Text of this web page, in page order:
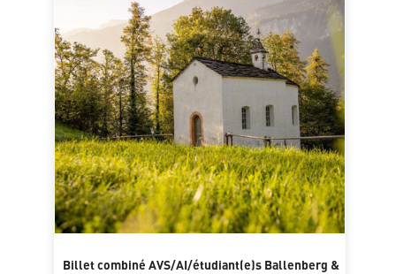
Billet combiné AVS/AI/étudiant(e)s Ballenberg &